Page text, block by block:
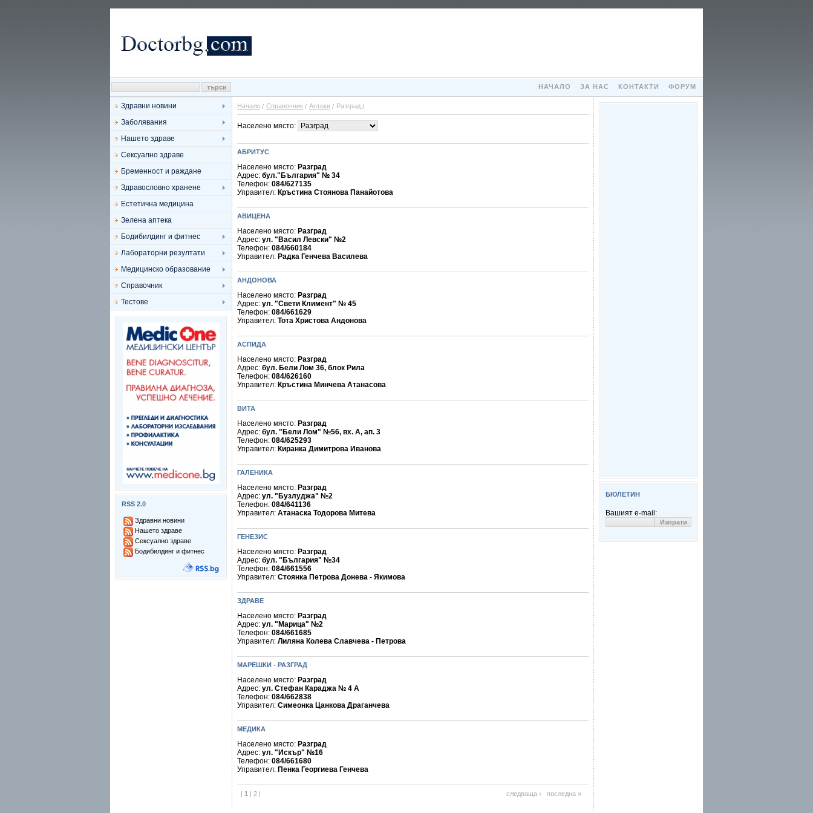
НАЧАЛО ЗА НАС КОНТАКТИ ФОРУМ
Здравни новини
Заболявания
Нашето здраве
Сексуално здраве
Бременност и раждане
Здравословно хранене
Естетична медицина
Зелена аптека
Бодибилдинг и фитнес
Лабораторни резултати
Медицинско образование
Справочник
Тестове
RSS 2.0
Здравни новини
Нашето здраве
Сексуално здраве
Бодибилдинг и фитнес
Начало Справочник Аптеки Разград
Населено място:
АБРИТУС
Населено място: Разград
Адрес: бул."България" № 34
Телефон: 084/627135
Управител: Кръстина Стоянова Панайотова
АВИЦЕНА
Населено място: Разград
Адрес: ул. "Васил Левски" №2
Телефон: 084/660184
Управител: Радка Генчева Василева
АНДОНОВА
Населено място: Разград
Адрес: ул. "Свети Климент" № 45
Телефон: 084/661629
Управител: Тота Христова Андонова
АСПИДА
Населено място: Разград
Адрес: бул. Бели Лом 36, блок Рила
Телефон: 084/626160
Управител: Кръстина Минчева Атанасова
ВИТА
Населено място: Разград
Адрес: бул. "Бели Лом" №56, вх. А, ап. 3
Телефон: 084/625293
Управител: Киранка Димитрова Иванова
ГАЛЕНИКА
Населено място: Разград
Адрес: ул. "Бузлуджа" №2
Телефон: 084/641136
Управител: Атанаска Тодорова Митева
ГЕНЕЗИС
Населено място: Разград
Адрес: бул. "България" №34
Телефон: 084/661556
Управител: Стоянка Петрова Донева - Якимова
ЗДРАВЕ
Населено място: Разград
Адрес: ул. "Марица" №2
Телефон: 084/661685
Управител: Лиляна Колева Славчева - Петрова
МАРЕШКИ - РАЗГРАД
Населено място: Разград
Адрес: ул. Стефан Караджа № 4 А
Телефон: 084/662838
Управител: Симеонка Цанкова Драганчева
МЕДИКА
Населено място: Разград
Адрес: ул. "Искър" №16
Телефон: 084/661680
Управител: Пенка Георгиева Генчева
| 1 | 2 | следваща › последна »
БЮЛЕТИН
Вашият e-mail: